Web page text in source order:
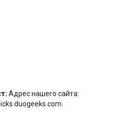
Адрес нашего сайта: